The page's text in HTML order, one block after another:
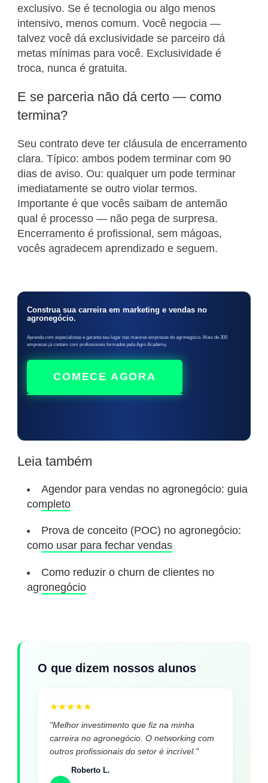
exclusivo. Se é tecnologia ou algo menos
intensivo, menos comum. Você negocia —
talvez você dá exclusividade se parceiro dá
metas mínimas para você. Exclusividade é
troca, nunca é gratuita.
E se parceria não dá certo — como
termina?
Seu contrato deve ter cláusula de encerramento
clara. Típico: ambos podem terminar com 90
dias de aviso. Ou: qualquer um pode terminar
imediatamente se outro violar termos.
Importante é que vocês saibam de antemão
qual é processo — não pega de surpresa.
Encerramento é profissional, sem mágoas,
vocês agradecem aprendizado e seguem.
Construa sua carreira em marketing e vendas no
agronegócio.
Aprenda com especialistas e garanta seu lugar nas maiores empresas do agronegócio. Mais de 300
empresas já contam com profissionais formados pela Agro Academy.
COMECE AGORA
Leia também
Agendor para vendas no agronegócio: guia
completo
Prova de conceito (POC) no agronegócio:
como usar para fechar vendas
Como reduzir o churn de clientes no
agronegócio
O que dizem nossos alunos
★★★★★
"Melhor investimento que fiz na minha
carreira no agronegócio. O networking com
outros profissionais do setor é incrível."
Roberto L.